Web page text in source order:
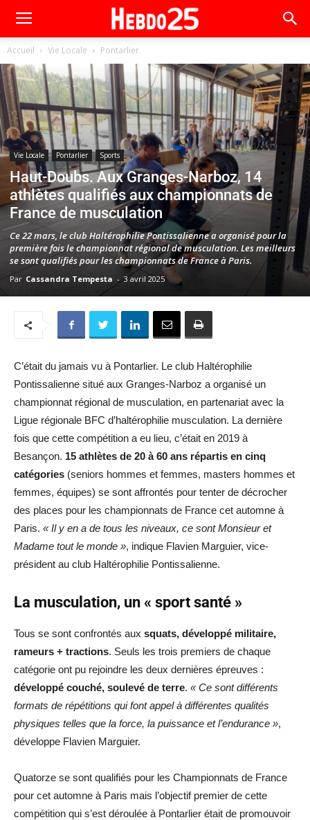
Accueil Vie Locale Pontarlier
Vie Locale Pontarlier Sports
Haut-Doubs. Aux Granges-Narboz, 14
athlètes qualifiés aux championnats de
France de musculation
Ce 22 mars, le club Haltérophilie Pontissalienne a organisé pour la
première fois le championnat régional de musculation. Les meilleurs
se sont qualifiés pour les championnats de France à Paris.
Par Cassandra Tempesta - 3 avril 2025
C’était du jamais vu à Pontarlier. Le club Haltérophilie
Pontissalienne situé aux Granges-Narboz a organisé un
championnat régional de musculation, en partenariat avec la
Ligue régionale BFC d’haltérophilie musculation. La dernière
fois que cette compétition a eu lieu, c’était en 2019 à
Besançon. 15 athlètes de 20 à 60 ans répartis en cinq
catégories (seniors hommes et femmes, masters hommes et
femmes, équipes) se sont affrontés pour tenter de décrocher
des places pour les championnats de France cet automne à
Paris. « Il y en a de tous les niveaux, ce sont Monsieur et
Madame tout le monde », indique Flavien Marguier, vice-
président au club Haltérophilie Pontissalienne.
La musculation, un « sport santé »
Tous se sont confrontés aux squats, développé militaire,
rameurs + tractions. Seuls les trois premiers de chaque
catégorie ont pu rejoindre les deux dernières épreuves :
développé couché, soulevé de terre. « Ce sont différents
formats de répétitions qui font appel à différentes qualités
physiques telles que la force, la puissance et l’endurance »,
développe Flavien Marguier.
Quatorze se sont qualifiés pour les Championnats de France
pour cet automne à Paris mais l’objectif premier de cette
compétition qui s’est déroulée à Pontarlier était de promouvoir